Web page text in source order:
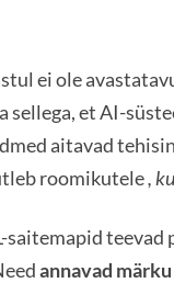
ei ole
sellega, et AI-
aitavad
roomikutele,
teevad
annavad